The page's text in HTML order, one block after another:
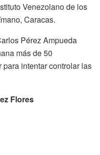
Venezolano de los
Caracas.
Pérez Ampueda
más de 50
intentar controlar las
Flores